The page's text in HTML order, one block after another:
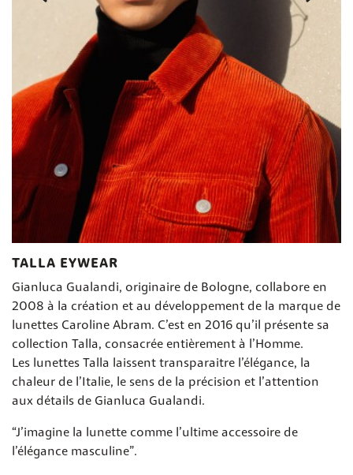
TALLA EYWEAR
Gianluca Gualandi, originaire de Bologne, collabore en
2008 à la création et au développement de la marque de
lunettes Caroline Abram. C’est en 2016 qu’il présente sa
collection Talla, consacrée entièrement à l’Homme.
Les lunettes Talla laissent transparaitre l’élégance, la
chaleur de l’Italie, le sens de la précision et l’attention
aux détails de Gianluca Gualandi.
“J’imagine la lunette comme l’ultime accessoire de
l’élégance masculine”.